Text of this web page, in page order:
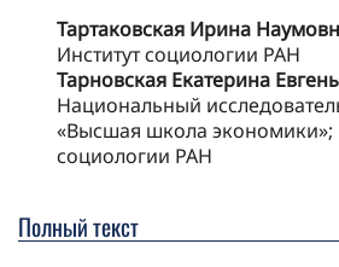
Тартаковская Ирина
Институт социологии РАН
Тарновская Екатерина
Национальный
«Высшая школа экономики»;
социологии РАН
Полный текст